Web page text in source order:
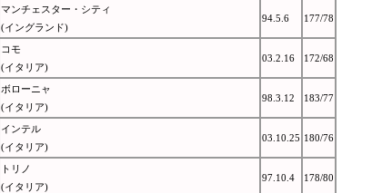
マンチェスター・シティ
(イングランド)
94.5.6 177/78
コモ
(イタリア)
03.2.16 172/68
ボローニャ
(イタリア)
98.3.12 183/77
インテル
(イタリア)
03.10.25 180/76
トリノ
(イタリア)
97.10.4 178/80